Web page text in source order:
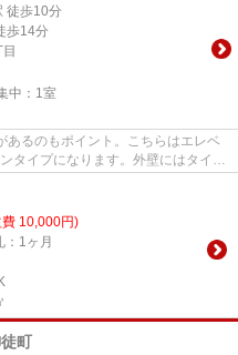
徒歩10分
歩14分
中： 1室
あるのもポイント。こちらはエレベ
タイプになります。外壁にはタイル
10,000円)
：1ヶ月
町